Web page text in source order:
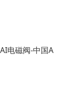
电磁阀-中国A